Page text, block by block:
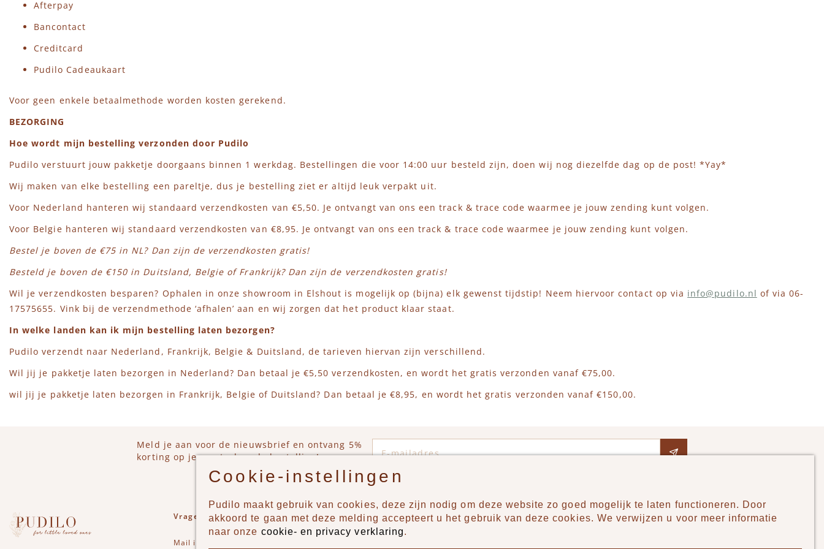
Afterpay
Bancontact
Creditcard
Pudilo Cadeaukaart
Voor geen enkele betaalmethode worden kosten gerekend.
BEZORGING
Hoe wordt mijn bestelling verzonden door Pudilo
Pudilo verstuurt jouw pakketje doorgaans binnen 1 werkdag. Bestellingen die voor 14:00 uur besteld zijn, doen wij nog diezelfde dag op de post! *Yay*
Wij maken van elke bestelling een pareltje, dus je bestelling ziet er altijd leuk verpakt uit.
Voor Nederland hanteren wij standaard verzendkosten van €5,50. Je ontvangt van ons een track & trace code waarmee je jouw zending kunt volgen.
Voor Belgie hanteren wij standaard verzendkosten van €8,95. Je ontvangt van ons een track & trace code waarmee je jouw zending kunt volgen.
Bestel je boven de €75 in NL? Dan zijn de verzendkosten gratis!
Besteld je boven de €150 in Duitsland, Belgie of Frankrijk? Dan zijn de verzendkosten gratis!
Wil je verzendkosten besparen? Ophalen in onze showroom in Elshout is mogelijk op (bijna) elk gewenst tijdstip! Neem hiervoor contact op via info@pudilo.nl of via 06-
17575655. Vink bij de verzendmethode ‘afhalen’ aan en wij zorgen dat het product klaar staat.
In welke landen kan ik mijn bestelling laten bezorgen?
Pudilo verzendt naar Nederland, Frankrijk, Belgie & Duitsland, de tarieven hiervan zijn verschillend.
Wil jij je pakketje laten bezorgen in Nederland? Dan betaal je €5,50 verzendkosten, en wordt het gratis verzonden vanaf €75,00.
wil jij je pakketje laten bezorgen in Frankrijk, Belgie of Duitsland? Dan betaal je €8,95, en wordt het gratis verzonden vanaf €150,00.
Meld je aan voor de nieuwsbrief en ontvang 5%
korting op je eerstvolgende bestelling!
Vragen of opmerkingen?
Mail info@pudilo.nl
Producten Pudilo
Cookie-instellingen
Pudilo maakt gebruik van cookies, deze zijn nodig om deze website zo goed mogelijk te laten functioneren. Door
akkoord te gaan met deze melding accepteert u het gebruik van deze cookies. We verwijzen u voor meer informatie
naar onze cookie- en privacy verklaring.